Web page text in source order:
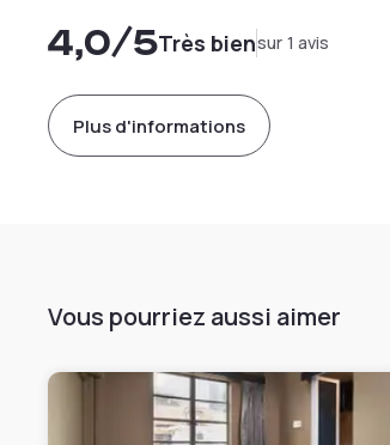
4,0/5Très biensur 1 avis
Plus d'informations
Vous pourriez aussi aimer